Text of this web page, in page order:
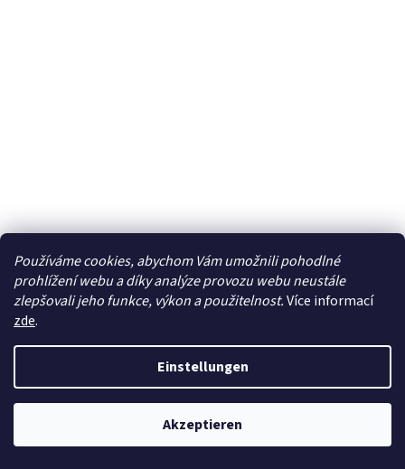
Používáme cookies, abychom Vám umožnili pohodlné
prohlížení webu a díky analýze provozu webu neustále
zlepšovali jeho funkce, výkon a použitelnost.Více informací
zde.
Einstellungen
Akzeptieren